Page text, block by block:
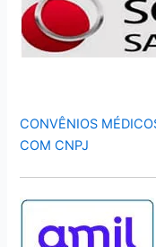
CONVÊNIOS
COM CNPJ